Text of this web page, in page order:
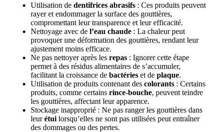
Utilisation de dentifrices abrasifs : Ces produits peuvent
rayer et endommager la surface des gouttières,
compromettant leur transparence et leur efficacité.
Nettoyage avec de l’eau chaude : La chaleur peut
provoquer une déformation des gouttières, rendant leur
ajustement moins efficace.
Ne pas nettoyer après les repas : Ignorer cette étape
permet à des résidus alimentaires de s’accumuler,
facilitant la croissance de bactéries et de plaque.
Utilisation de produits contenant des colorants : Certains
produits, comme certains rince-bouche, peuvent teindre
les gouttières, affectant leur apparence.
Stockage inapproprié : Ne pas ranger les gouttières dans
leurétui lorsqu’elles ne sont pas utilisées peut entraîner
des dommages ou des pertes.